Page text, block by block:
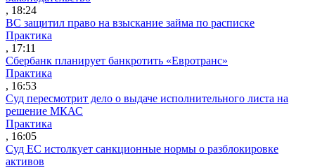
, 18:24
ВС защитил право на взыскание займа по расписке
Практика
, 17:11
Сбербанк планирует банкротить «Евротранс»
Практика
, 16:53
Суд пересмотрит дело о выдаче исполнительного листа на
решение МКАС
Практика
, 16:05
Суд ЕС истолкует санкционные нормы о разблокировке
активов